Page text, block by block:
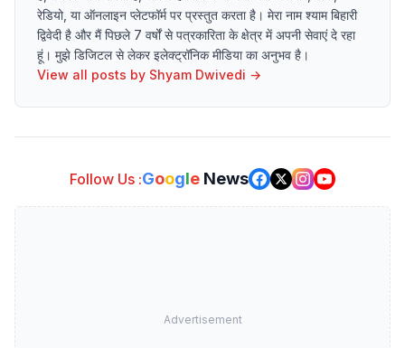
रेडियो, या ऑनलाइन प्लेटफॉर्म पर प्रस्तुत करता है। मेरा नाम श्याम बिहारी
द्विवेदी है और मैं पिछले 7 वर्षों से पत्रकारिता के क्षेत्र में अपनी सेवाएं दे रहा
हूं। मुझे डिजिटल से लेकर इलेक्ट्रॉनिक मीडिया का अनुभव है।
View all posts by Shyam Dwivedi →
Follow Us :Google News
Advertisement